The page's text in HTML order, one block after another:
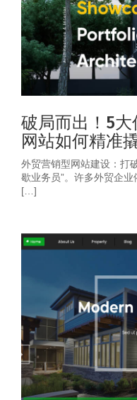
破局而出！5
网站如何精准
外贸营销型网站建设：打
歇业务员”。许多外贸企
[…]